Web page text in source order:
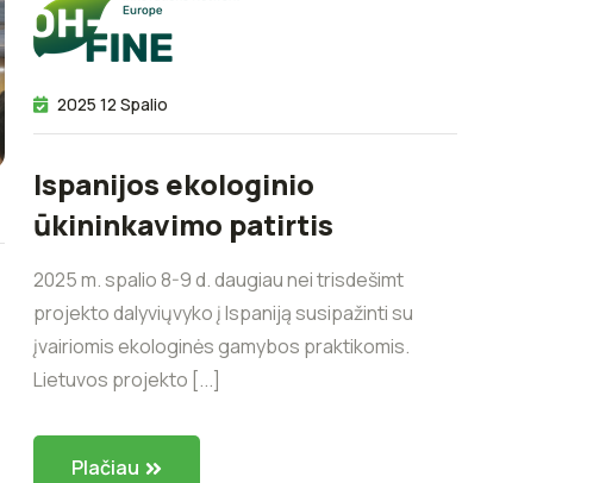
2025 12 Spalio
Ispanijos ekologinio
ūkininkavimo patirtis
2025 m. spalio 8-9 d. daugiau nei trisdešimt
projekto dalyviųvyko į Ispaniją susipažinti su
įvairiomis ekologinės gamybos praktikomis.
Lietuvos projekto [...]
Plačiau